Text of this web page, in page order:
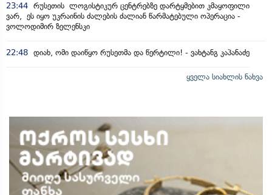
23:44 რუსეთის ლოგისტიკურ ცენტრებზე დარტყმებით კმაყოფილი
ვარ, ეს იყო უკრაინის ძალების ძალიან წარმატებული ოპერაცია -
ვოლოდიმირ ზელენსკი
22:48 დიახ, ომი დაიწყო რუსეთმა და წერტილი! - ვახტანგ კაპანაძე
ყველა სიახლის ნახვა